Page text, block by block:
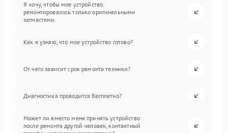
Я хочу, чтобы мое устройство
ремонтировалось только оригинальными
запчастями.
Как я узнаю, что мое устройство готово?
От чего зависит срок ремонта техники?
Диагностика проводится бесплатно?
Может ли вместо меня принять устройство
после ремонта другой человек, контактный